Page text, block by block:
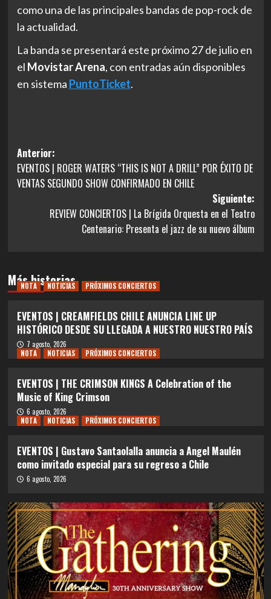
como una de las principales bandas de pop-rock de
la actualidad.
La banda se presentará este próximo 27 de julio en
el Movistar Arena, con entradas aún disponibles
en sistema PuntoTicket.
Navegación
de
entradas
Anterior:
EVENTOS | ROGER WATERS “THIS IS NOT A DRILL” POR ÉXITO DE
VENTAS SEGUNDO SHOW CONFIRMADO EN CHILE
Siguiente:
REVIEW CONCIERTOS | La Brígida Orquesta en el Teatro
Centenario: Presenta el jazz de su nuevo álbum
Más historias
NOTA NOTICIAS PRÓXIMOS CONCIERTOS
EVENTOS | CREAMFIELDS CHILE ANUNCIA LINE UP
HISTÓRICO DESDE SU LLEGADA A NUESTRO NUESTRO PAÍS
7 agosto, 2026
NOTA
NOTICIAS PRÓXIMOS CONCIERTOS
EVENTOS | THE CRIMSON KINGS A Celebration of the
Music of King Crimson
6 agosto, 2026
NOTA
NOTICIAS PRÓXIMOS CONCIERTOS
EVENTOS | Gustavo Santaolalla anuncia a Angel Maulén
como invitado especial para su regreso a Chile
6 agosto, 2026